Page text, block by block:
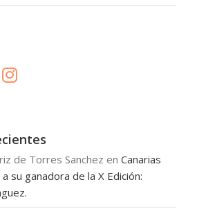
de Torres Sanchez en Canarias
su ganadora de la X Edición: